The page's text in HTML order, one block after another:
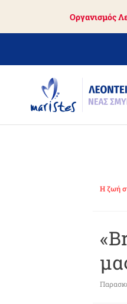
main
Οργανισμός
Η ζωή